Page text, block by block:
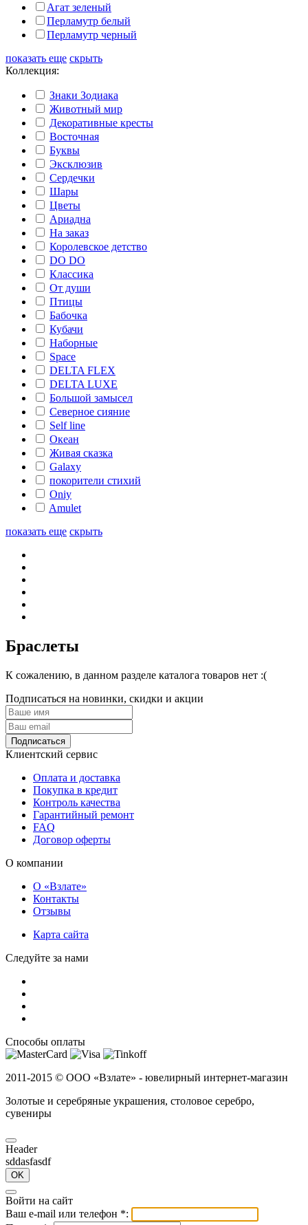
Агат зеленый
Перламутр белый
Перламутр черный
показать еще скрыть
Коллекция:
Знаки Зодиака
Животный мир
Декоративные кресты
Восточная
Буквы
Эксклюзив
Сердечки
Шары
Цветы
Ариадна
На заказ
Королевское детство
DO DO
Классика
От души
Птицы
Бабочка
Кубачи
Наборные
Space
DELTA FLEX
DELTA LUXE
Большой замысел
Северное сияние
Self line
Океан
Живая сказка
Galaxy
покорители стихий
Oniy
Amulet
показать еще скрыть
Браслеты
К сожалению, в данном разделе каталога товаров нет :(
Подписаться на новинки, скидки и акции
Подписаться
Клиентский сервис
Оплата и доставка
Покупка в кредит
Контроль качества
Гарантийный ремонт
FAQ
Договор оферты
О компании
О «Взлате»
Контакты
Отзывы
Карта сайта
Следуйте за нами
Способы оплаты
2011-2015 © ООО «Взлате» - ювелирный интернет-магазин
Золотые и серебряные украшения, столовое серебро,
сувениры
Header
sddasfasdf
OK
Войти на сайт
Ваш e-mail или телефон *: